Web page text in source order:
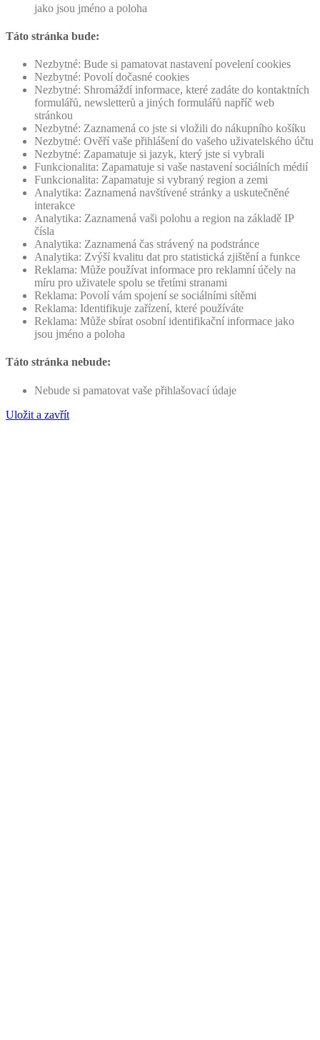
jako jsou jméno a poloha
Táto stránka bude:
Nezbytné: Bude si pamatovat nastavení povelení cookies
Nezbytné: Povolí dočasné cookies
Nezbytné: Shromáždí informace, které zadáte do kontaktních
formulářů, newsletterů a jiných formulářů napříč web
stránkou
Nezbytné: Zaznamená co jste si vložili do nákupního košíku
Nezbytné: Ověří vaše přihlášení do vašeho uživatelského účtu
Nezbytné: Zapamatuje si jazyk, který jste si vybrali
Funkcionalita: Zapamatuje si vaše nastavení sociálních médií
Funkcionalita: Zapamatuje si vybraný region a zemi
Analytika: Zaznamená navštívené stránky a uskutečněné
interakce
Analytika: Zaznamená vaši polohu a region na základě IP
čísla
Analytika: Zaznamená čas strávený na podstránce
Analytika: Zvýší kvalitu dat pro statistická zjištění a funkce
Reklama: Může používat informace pro reklamní účely na
míru pro uživatele spolu se třetími stranami
Reklama: Povolí vám spojení se sociálními sítěmi
Reklama: Identifikuje zařízení, které používáte
Reklama: Může sbírat osobní identifikační informace jako
jsou jméno a poloha
Táto stránka nebude:
Nebude si pamatovat vaše přihlašovací údaje
Uložit a zavřít